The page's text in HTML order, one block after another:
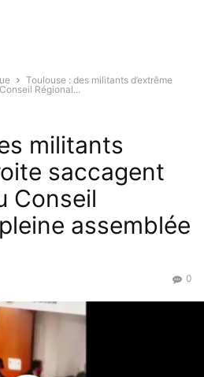
Toulouse : des militants d’extrême
Régional...
militants
saccagent
Conseil
assemblée
0